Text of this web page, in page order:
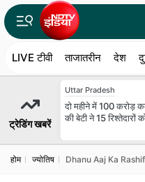
LIVE टीवी ताजातरीन देश
ट्रेडिंग खबरें
Uttar Pradesh
दो महीने में 100 करोड़
की बेटी ने 15 रिश्तेदारों
होम ज्योतिष Dhanu Aaj Ka